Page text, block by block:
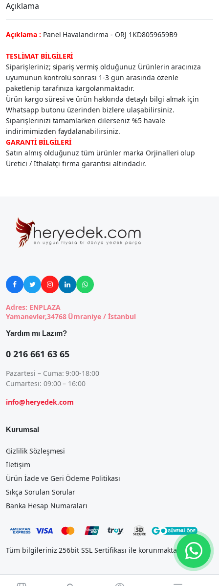
Açıklama
Açıklama : Panel Havalandirma - ORJ 1KD8059659B9
TESLİMAT BİLGİLERİ
Siparişleriniz; sipariş vermiş olduğunuz Ürünlerin aracınıza
uyumunun kontrolü sonrası 1-3 gün arasında özenle
paketlenip tarafınıza kargolanmaktadır.
Ürün kargo süresi ve ürün hakkında detaylı bilgi almak için
Whatsapp butonu üzerinden bizlere ulaşabilirsiniz.
Siparişlerinizi tamamlarken dilerseniz %5 havale
indirimimizden faydalanabilirsiniz.
GARANTİ BİLGİLERİ
Satın almış olduğunuz tüm ürünler marka Orjinalleri olup
Üretici / İthalatçı firma garantisi altındadır.
    
Adres: ENPLAZA
Yamanevler,34768 Ümraniye / İstanbul
Yardım mı Lazım?
0 216 661 63 65
Pazartesi – Cuma: 9:00-18:00
Cumartesi: 09:00 – 16:00
info@heryedek.com
Kurumsal
Gizlilik Sözleşmesi
İletişim
Ürün İade ve Geri Ödeme Politikası
Sıkça Sorulan Sorular
Banka Hesap Numaraları
Tüm bilgileriniz 256bit SSL Sertifikası ile korunmaktadır.